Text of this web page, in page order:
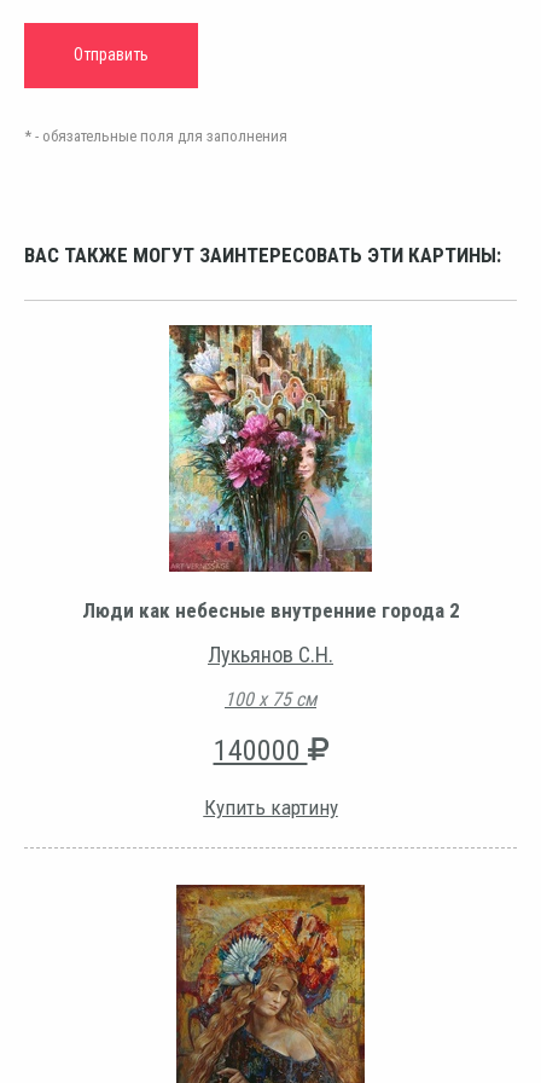
* - обязательные поля для заполнения
ВАС ТАКЖЕ МОГУТ ЗАИНТЕРЕСОВАТЬ ЭТИ КАРТИНЫ:
Люди как небесные внутренние города 2
Лукьянов С.Н.
100 х 75 см
140000
Купить картину